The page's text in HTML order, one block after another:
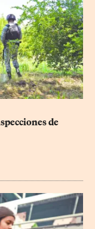
de